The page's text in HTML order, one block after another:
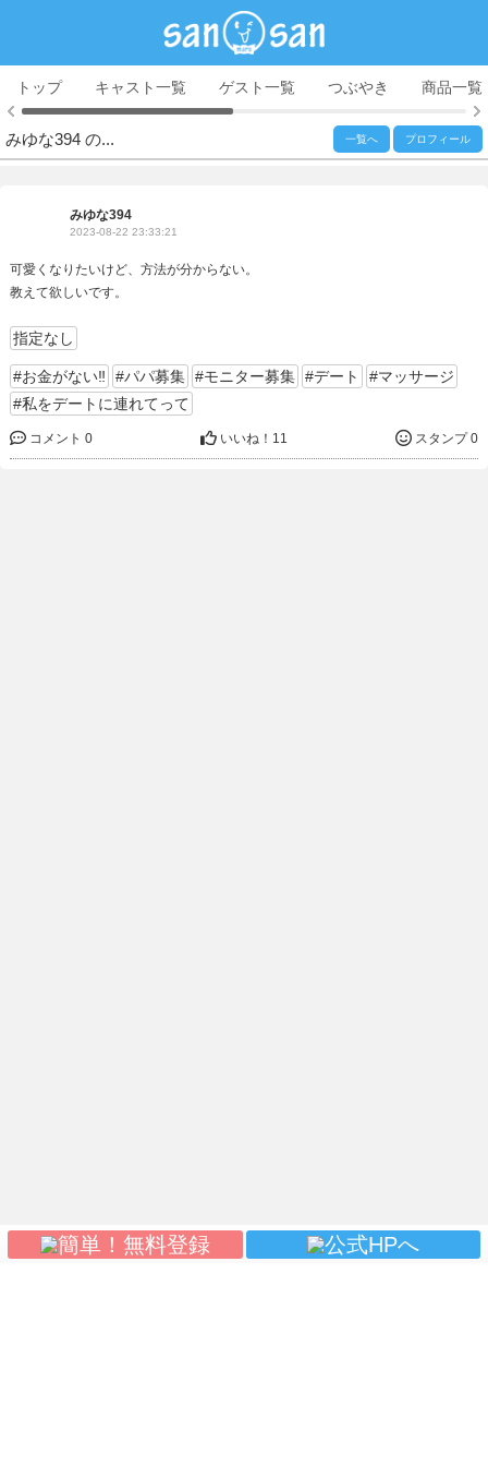
トップ キャスト一覧 ゲスト一覧 つぶやき 商品一覧
みゆな394 の... 一覧へ プロフィール
みゆな394
2023-08-22 23:33:21
可愛くなりたいけど、方法が分からない。
教えて欲しいです。
指定なし
#お金がない‼ #パパ募集 #モニター募集 #デート
#マッサージ
#私をデートに連れてって
コメント 0 いいね！ 11 スタンプ 0